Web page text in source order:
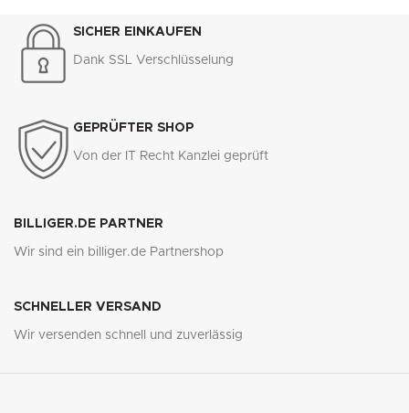
SICHER EINKAUFEN
Dank SSL Verschlüsselung
GEPRÜFTER SHOP
Von der IT Recht Kanzlei geprüft
BILLIGER.DE PARTNER
Wir sind ein billiger.de Partnershop
SCHNELLER VERSAND
Wir versenden schnell und zuverlässig